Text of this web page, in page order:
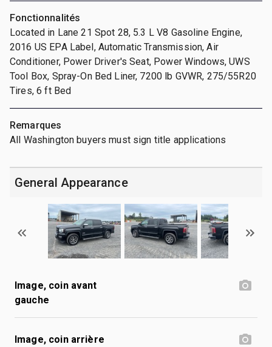
Fonctionnalités
Located in Lane 21 Spot 28, 5.3 L V8 Gasoline Engine,
2016 US EPA Label, Automatic Transmission, Air
Conditioner, Power Driver's Seat, Power Windows, UWS
Tool Box, Spray-On Bed Liner, 7200 lb GVWR, 275/55R20
Tires, 6 ft Bed
Remarques
All Washington buyers must sign title applications
General Appearance
Image, coin avant
gauche
Image, coin arrière